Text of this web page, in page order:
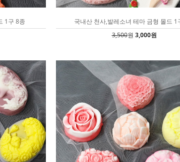
1구 8종
국내산 천사,발레소녀 테마 금형 몰드 1
3,500원 3,000원